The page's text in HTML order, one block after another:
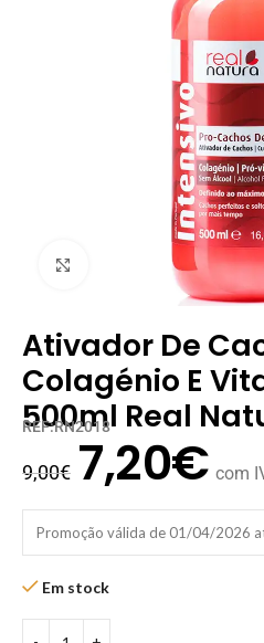
Clique para ampliar
Ativador De
Colagénio E
500ml Real
REF:RN2018
9,00€ 7,20€ com
Promoção válida de 01/04/2026
Em stock